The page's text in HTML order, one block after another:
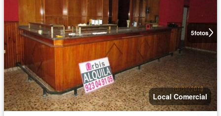
5fotos
Local Comercial